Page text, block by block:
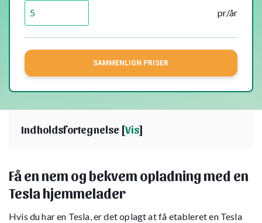
pr/år
SAMMENLIGN PRISER
Indholdsfortegnelse [Vis]
Få en nem og bekvem opladning med en
Tesla hjemmelader
Hvis du har en Tesla, er det oplagt at få etableret en Tesla